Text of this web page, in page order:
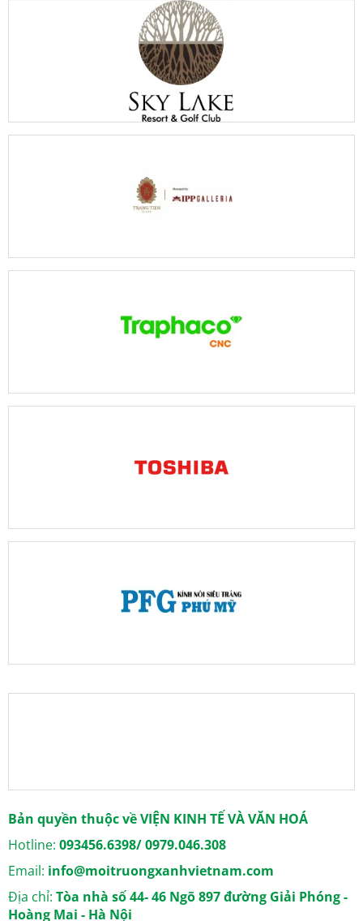
Bản quyền thuộc về VIỆN KINH TẾ VÀ VĂN HOÁ
Hotline: 093456.6398/ 0979.046.308
Email: info@moitruongxanhvietnam.com
Địa chỉ: Tòa nhà số 44- 46 Ngõ 897 đường Giải Phóng -
Hoàng Mai - Hà Nội